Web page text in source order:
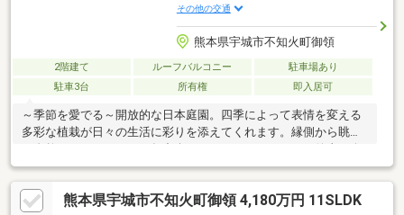
その他の交通
熊本県宇城市不知火町御領
2階建て ルーフバルコニー
駐車場あり
駐車3台
所有権 即入居可
～季節を愛でる～開放的な日本庭園。四季によって表情を変える
多彩な植栽が日々の生活に彩りを添えてくれます。縁側から眺め
食に～居宅としてはもちろんですが、ゲストを招いての会食や催
事、伝統行事など内容問わず対応可能なご物件になります。部屋
数も10部屋以上も確保されているため、旅館のような感覚でゲス
熊本県宇城市不知火町御領 4,180万円 11SLDK